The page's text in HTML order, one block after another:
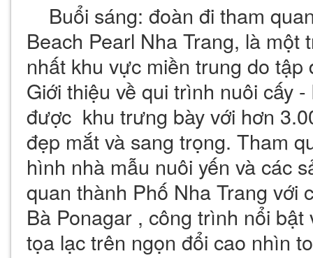
Buổi sáng: đoàn đi tham
Beach Pearl Nha Trang, là
nhất khu vực miền trung do
Giới thiệu về qui trình nuôi cấy
được khu trưng bày với hơn
đẹp mắt và sang trọng. Tham
hình nhà mẫu nuôi yến và các
quan thành Phố Nha Trang với
Bà Ponagar , công trình nổi
tọa lạc trên ngọn đổi cao nhìn